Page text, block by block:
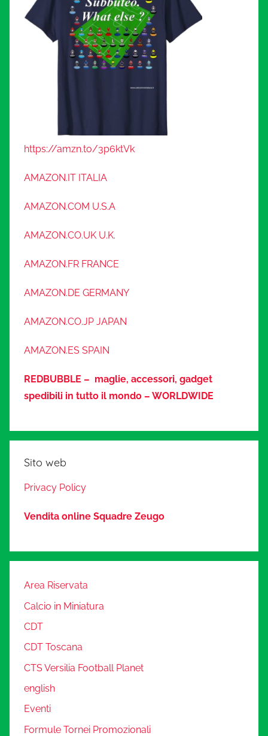
https://amzn.to/3p6ktVk
AMAZON.IT ITALIA
AMAZON.COM U.S.A
AMAZON.CO.UK U.K.
AMAZON.FR FRANCE
AMAZON.DE GERMANY
AMAZON.CO.JP JAPAN
AMAZON.ES SPAIN
REDBUBBLE – maglie, accessori, gadget
spedibili in tutto il mondo – WORLDWIDE
Sito web
Privacy Policy
Vendita online Squadre Zeugo
Area Riservata
Calcio in Miniatura
CDT
CDT Toscana
CTS Versilia Football Planet
english
Eventi
Formule Tornei Promozionali